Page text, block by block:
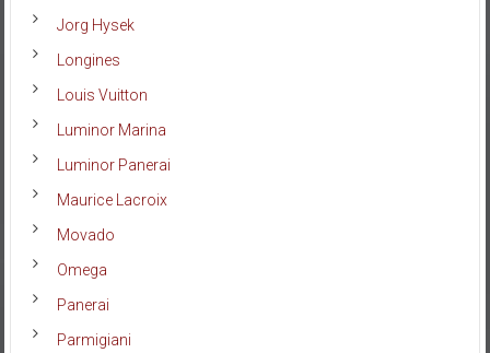
Jorg Hysek
Longines
Louis Vuitton
Luminor Marina
Luminor Panerai
Maurice Lacroix
Movado
Omega
Panerai
Parmigiani